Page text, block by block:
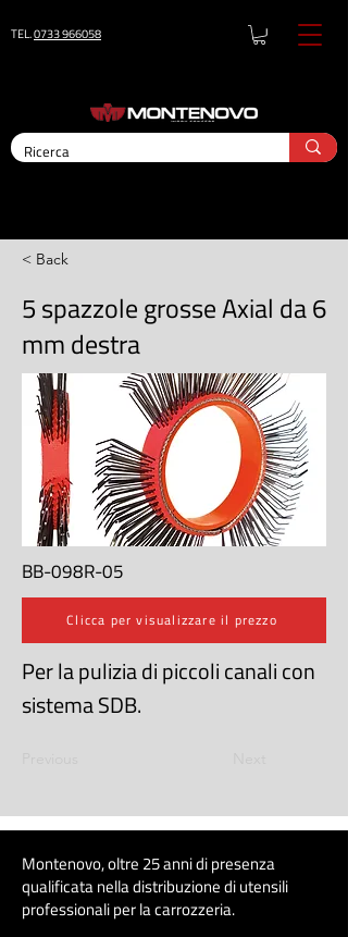
TEL.0733 966058
< Back
5 spazzole grosse Axial da 6
mm destra
BB-098R-05
Clicca per visualizzare il prezzo
Per la pulizia di piccoli canali con
sistema SDB.
Montenovo, oltre 25 anni di presenza
qualificata nella distribuzione di utensili
professionali per la carrozzeria.